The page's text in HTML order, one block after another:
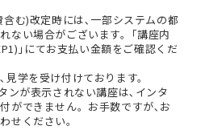
む)改定時には､一部システムの都
ない場合がございます。｢講座内
｣にてお支払い金額をご確認くだ
学を受け付けております。
ンが表示されない講座は､インタ
ができません。お手数ですが､お
せください。